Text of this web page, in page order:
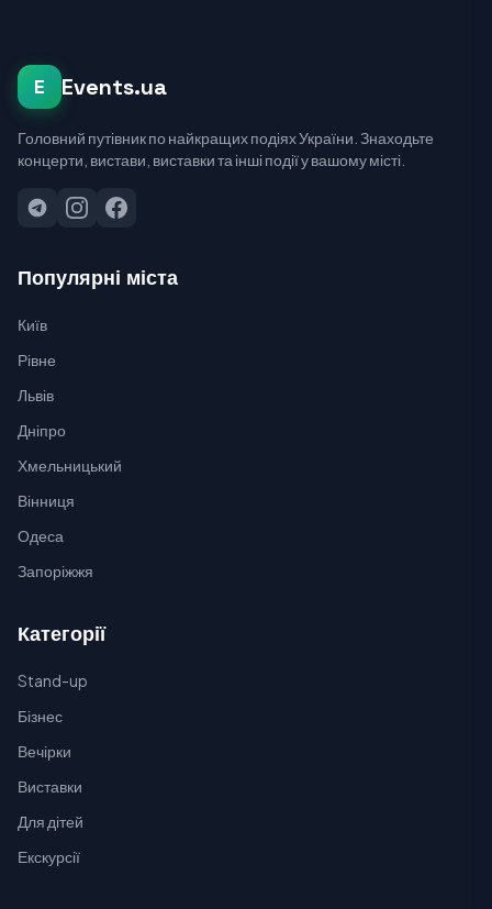
E Events.ua
Головний путівник по найкращих подіях України. Знаходьте
концерти, вистави, виставки та інші події у вашому місті.
Популярні міста
Київ
Рівне
Львів
Дніпро
Хмельницький
Вінниця
Одеса
Запоріжжя
Категорії
Stand-up
Бізнес
Вечірки
Виставки
Для дітей
Екскурсії